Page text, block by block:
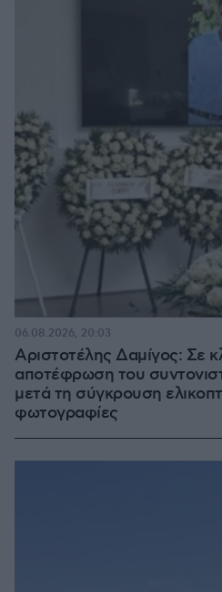
Αριστοτέλης Δαμίγος: Σε
αποτέφρωση του
μετά τη σύγκρουση
φωτογραφίες
06.08.2026, 20:03